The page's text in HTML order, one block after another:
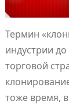
Термин
индустрии
торговой
тоже время,